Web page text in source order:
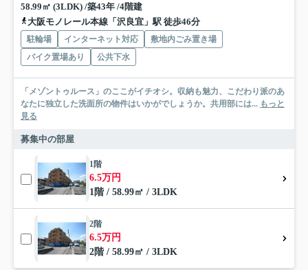
58.99㎡ (3LDK) /築43年 /4階建
大阪モノレール本線「沢良宜」駅 徒歩46分
駐輪場 インターネット対応
敷地内ごみ置き場
バイク置場あり
公共下水
「メゾントゥルース」のここがイチオシ。収納も魅力、こだわり派のあ
なたに独立した洗面所の物件はいかがでしょうか。共用部には... もっと
見る
募集中の部屋
1階
6.5万円
1階 / 58.99㎡ / 3LDK
2階
6.5万円
2階 / 58.99㎡ / 3LDK